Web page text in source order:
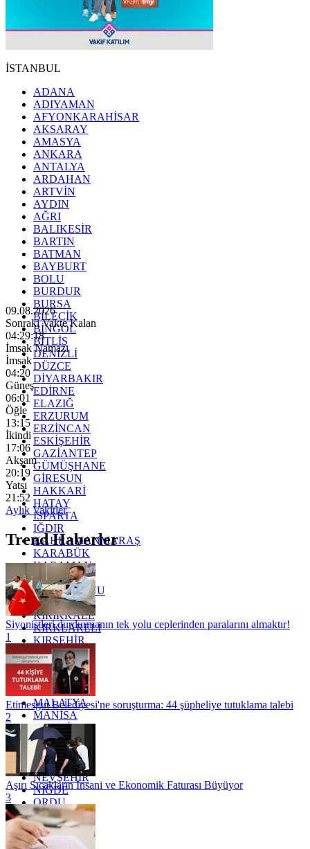
İSTANBUL
ADANA
ADIYAMAN
AFYONKARAHİSAR
AKSARAY
AMASYA
ANKARA
ANTALYA
ARDAHAN
ARTVİN
AYDIN
AĞRI
BALIKESİR
BARTIN
BATMAN
BAYBURT
BOLU
BURDUR
BURSA
BİLECİK
BİNGÖL
BİTLİS
DENİZLİ
DÜZCE
DİYARBAKIR
EDİRNE
ELAZIĞ
ERZURUM
ERZİNCAN
ESKİŞEHİR
GAZİANTEP
GÜMÜŞHANE
GİRESUN
HAKKARİ
HATAY
ISPARTA
IĞDIR
KAHRAMANMARAŞ
KARABÜK
KARAMAN
KARS
KASTAMONU
KAYSERİ
KIRIKKALE
KIRKLARELİ
KIRŞEHİR
KOCAELİ
KONYA
KÜTAHYA
KİLİS
MALATYA
MANİSA
MARDİN
MERSİN
MUĞLA
MUŞ
NEVŞEHİR
NİĞDE
ORDU
OSMANİYE
RİZE
SAKARYA
09.08.2026
Sonraki Vakte Kalan
04:29:16
İmsak Namazı
İmsak
04:20
Güneş
06:01
Öğle
13:15
İkindi
17:06
Akşam
20:19
Yatsı
21:52
Aylık Vakitler
Trend Haberler
Siyonistleri durdurmanın tek yolu ceplerinden paralarını almaktır!
1
Etimesgut Belediyesi'ne soruşturma: 44 şüpheliye tutuklama talebi
2
Aşırı Sıcakların İnsani ve Ekonomik Faturası Büyüyor
3